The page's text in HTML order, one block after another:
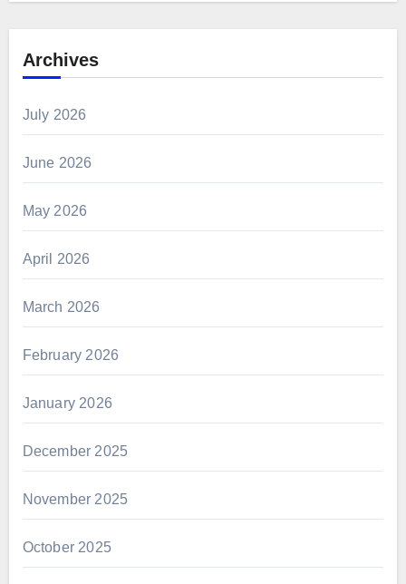
Archives
July 2026
June 2026
May 2026
April 2026
March 2026
February 2026
January 2026
December 2025
November 2025
October 2025